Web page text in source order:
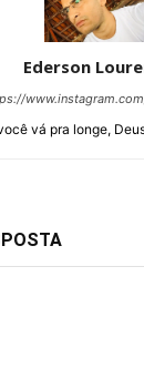
Ederson
vá pra longe,